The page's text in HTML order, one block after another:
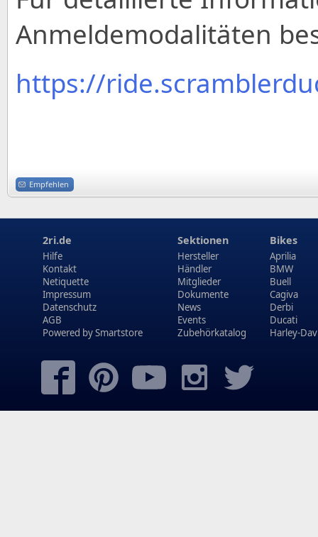
Anmeldemodalitäten
https://
Empfehlen
2ri.de
Hilfe
Kontakt
Netiquette
Impressum
Datenschutz
AGB
Powered bySmartstore
Sektionen
Hersteller
Händler
Mitglieder
Dokumente
News
Events
Zubehörkatalog
Bikes
Aprilia
BMW
Buell
Cagiva
Derbi
Ducati
Harley-